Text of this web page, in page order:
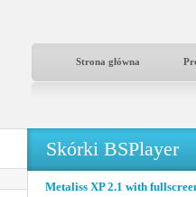
Strona główna
Skórki BSPlayer
Metaliss XP 2.1 with